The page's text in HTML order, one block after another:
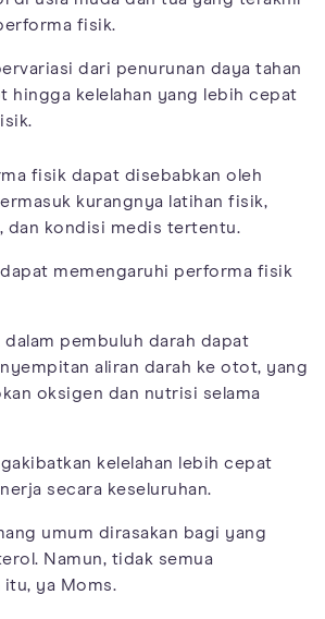
fisik.
dari penurunan daya tahan
hingga kelelahan yang lebih cepat
fisik dapat disebabkan oleh
kurangnya latihan fisik,
dan kondisi medis tertentu.
memengaruhi performa fisik
dalam pembuluh darah dapat
aliran darah ke otot, yang
oksigen dan nutrisi selama
kelelahan lebih cepat
secara keseluruhan.
umum dirasakan bagi yang
Namun, tidak semua
itu, ya Moms.